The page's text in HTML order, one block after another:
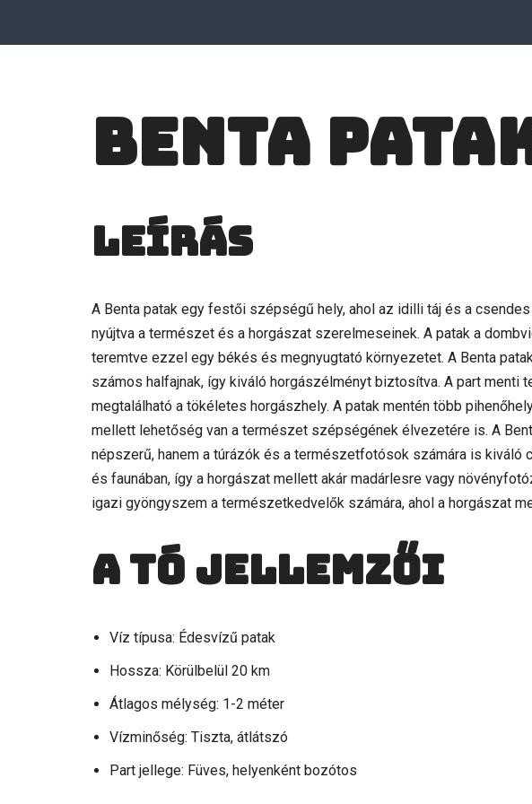
Benta
Leírás
A Benta patak egy festői szépségű hely, ahol az idilli táj és a
nyújtva a természet és a horgászat szerelmeseinek. A patak a
teremtve ezzel egy békés és megnyugtató környezetet. A Benta
számos halfajnak, így kiváló horgászélményt biztosítva. A part menti
megtalálható a tökéletes horgászhely. A patak mentén több
mellett lehetőség van a természet szépségének élvezetére is. A
népszerű, hanem a túrázók és a természetfotósok számára is kiváló
és faunában, így a horgászat mellett akár madárlesre vagy
igazi gyöngyszem a természetkedvelők számára, ahol a horgászat
A tó jellemzői
Víz típusa: Édesvízű patak
Hossza: Körülbelül 20 km
Átlagos mélység: 1-2 méter
Vízminőség: Tiszta, átlátszó
Part jellege: Füves, helyenként bozótos